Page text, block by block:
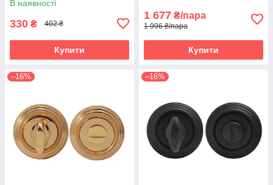
В наявності
330 ₴ 402 ₴
Купити
1 677 ₴/пара
1 996 ₴/пара
Купити
–16% –16%